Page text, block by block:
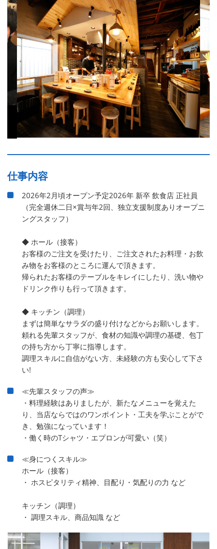
仕事内容
2026年2月頃オープン予定2026年 新卒 飲食店 正社員
（完全週休二日×賞与年2回、独立支援制度ありオープニ
ングスタッフ）
◆ ホール（接客）
お客様のご注文を受けたり、ご注文されたお料理・お飲
み物をお客様のところに運んで頂きます。
帰られたお客様のテーブルをキレイにしたり、洗い物や
ドリンク作りも行って頂きます。
◆ キッチン（調理）
まずは簡単なサラダの盛り付けなどからお願いします。
頼れる先輩スタッフが、食材の知識や調理の基礎、包丁
の持ち方から丁寧に指導します。
調理スキルに自信がない方、未経験の方も安心して下さ
い!
≪先輩スタッフの声≫
・料理経験はありましたが、新たなメニューを覚えた
り、当店ならではのワンポイント・工夫を学ぶことがで
き、勉強になっています！
・働く時のTシャツ・エプロンが可愛い（笑）
≪身につくスキル≫
ホール（接客）
・ ホスピタリティ精神、目配り・気配りの力 など
キッチン（調理）
・ 調理スキル、商品知識 など